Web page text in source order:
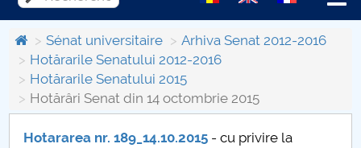
Despre Universitate
Centrul de Management al Proiectelor
Sénat universitaire
Arhiva Senat 2012-2016
Hotărarile Senatului 2012-2016
Hotărarile Senatului 2015
Hotărâri Senat din 14 octombrie 2015
Hotararea nr. 189_14.10.2015 - cu privire la